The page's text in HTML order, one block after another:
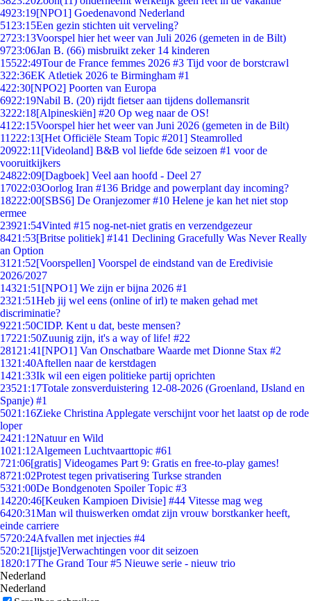
4923:19[NPO1] Goedenavond Nederland
51 23:15Een gezin stichten uit verveling?
2723:13Voorspel hier het weer van Juli 2026 (gemeten in de Bilt)
9723:06Jan B. (66) misbruikt zeker 14 kinderen
15522:49Tour de France femmes 2026 #3 Tijd voor de borstcrawl
322:36EK Atletiek 2026 te Birmingham #1
422:30[NPO2] Poorten van Europa
6922:19Nabil B. (20) rijdt fietser aan tijdens dollemansrit
3222:18[Alpineskiën] #20 Op weg naar de OS!
41 22:15Voorspel hier het weer van Juni 2026 (gemeten in de Bilt)
11222:13[Het Officiële Steam Topic #201] Steamrolled
20922:11 [Videoland] B&B vol liefde 6de seizoen #1 voor de
vooruitkijkers
24822:09[Dagboek] Veel aan hoofd - Deel 27
17022:03Oorlog Iran #136 Bridge and powerplant day incoming?
18222:00[SBS6] De Oranjezomer #10 Helene je kan het niet stop
ermee
23921:54Vinted #15 nog-net-niet gratis en verzendgezeur
8421:53[Britse politiek] #141 Declining Gracefully Was Never Really
an Option
31 21:52[Voorspellen] Voorspel de eindstand van de Eredivisie
2026/2027
14321:51 [NPO1] We zijn er bijna 2026 #1
2321:51Heb jij wel eens (online of irl) te maken gehad met
discriminatie?
9221:50CIDP. Kent u dat, beste mensen?
17221:50Zuunig zijn, it's a way of life! #22
281 21:41 [NPO1] Van Onschatbare Waarde met Dionne Stax #2
1321:40Aftellen naar de kerstdagen
1421:33Ik wil een eigen politieke partij oprichten
23521:17Totale zonsverduistering 12-08-2026 (Groenland, IJsland en
Spanje) #1
5021:16Zieke Christina Applegate verschijnt voor het laatst op de rode
loper
2421:12Natuur en Wild
1021:12Algemeen Luchtvaarttopic #61
721:06[gratis] Videogames Part 9: Gratis en free-to-play games!
8721:02Protest tegen privatisering Turkse stranden
5321:00De Bondgenoten Spoiler Topic #3
14220:46[Keuken Kampioen Divisie] #44 Vitesse mag weg
6420:31Man wil thuiswerken omdat zijn vrouw borstkanker heeft,
einde carriere
5720:24Afvallen met injecties #4
520:21 [lijstje]Verwachtingen voor dit seizoen
1820:17The Grand Tour #5 Nieuwe serie - nieuw trio
Nederland
Nederland